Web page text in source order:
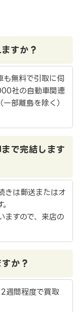
すか？
も無料で引取に伺
社の自動車関連
部離島を除く）
で完結します
きは郵送またはオ
ますので、来店の
か？
週間程度で買取